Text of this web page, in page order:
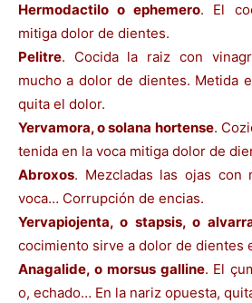
Hermodactilo o ephemero. El
mitiga dolor de dientes.
Pelitre. Cocida la raiz con
mucho a dolor de dientes. Metida
quita el dolor.
Yervamora, o solana hortense.
tenida en la voca mitiga dolor de
Abroxos. Mezcladas las ojas con
voca… Corrupción de encias.
Yervapiojenta, o stapsis, o
cocimiento sirve a dolor de dientes
Anagalide, o morsus galline. El
o, echado… En la nariz opuesta,